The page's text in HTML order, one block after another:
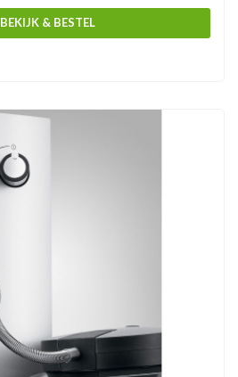
BEKIJK & BESTEL